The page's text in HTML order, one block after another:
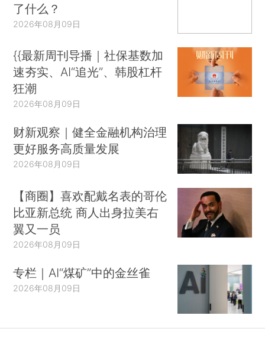
了什么？
2026年08月09日
{{最新周刊导播｜社保基数加
速夯实、AI“追光”、韩股杠杆
狂潮
2026年08月09日
财新观察｜健全金融机构治理
更好服务高质量发展
2026年08月09日
【商圈】喜欢配戴名表的哥伦
比亚新总统 商人出身拉美右
翼又一员
2026年08月09日
专栏｜AI“煤矿”中的金丝雀
2026年08月09日